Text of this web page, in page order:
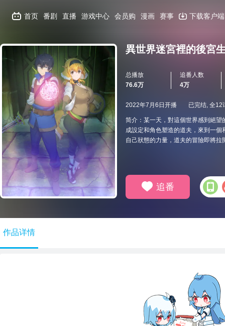
首页 番剧 直播 游戏中心 会员购 漫画 赛事 下载客户端
異世界迷宮裡的後宮
总播放
76.6万
追番人数
4万
2022年7月6日开播 已完结, 全12
简介：某一天，對這個世界感到絕
成設定和角色塑造的道夫，來到一
自己狀態的力量，道夫的冒險即將拉
追番
作品详情